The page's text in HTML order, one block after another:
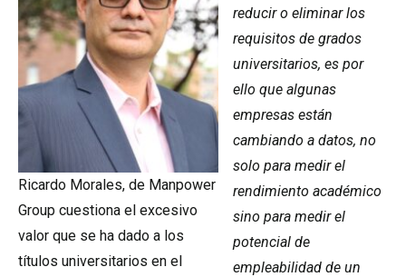
Ricardo Morales, de Manpower
Group cuestiona el excesivo
valor que se ha dado a los
títulos universitarios en el
reducir o eliminar los
requisitos de grados
universitarios, es por
ello que algunas
empresas están
cambiando a datos, no
solo para medir el
rendimiento académico
sino para medir el
potencial de
empleabilidad de un